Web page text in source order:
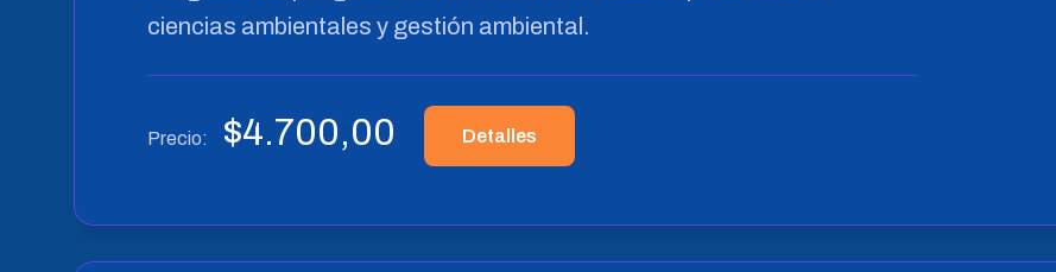
ciencias ambientales y gestión ambiental.
Precio: $4.700,00 Detalles